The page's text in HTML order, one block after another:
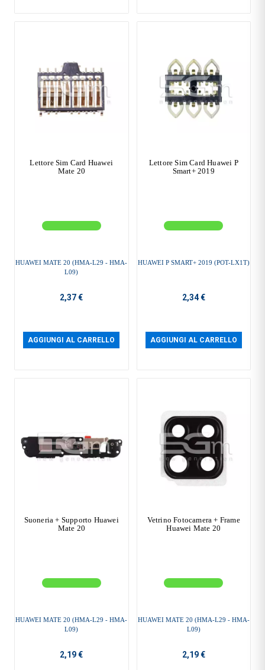
Lettore Sim Card Huawei
Mate 20
HUAWEI MATE 20 (HMA-L29 - HMA-
L09)
2,37 €
AGGIUNGI AL CARRELLO
Lettore Sim Card Huawei P
Smart+ 2019
HUAWEI P SMART+ 2019 (POT-LX1T)
2,34 €
AGGIUNGI AL CARRELLO
Suoneria + Supporto Huawei
Mate 20
HUAWEI MATE 20 (HMA-L29 - HMA-
L09)
2,19 €
Vetrino Fotocamera + Frame
Huawei Mate 20
HUAWEI MATE 20 (HMA-L29 - HMA-
L09)
2,19 €